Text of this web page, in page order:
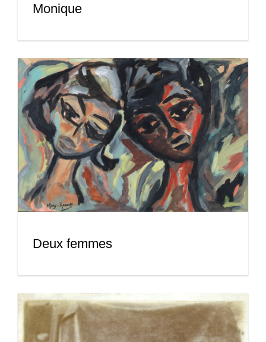
Monique
Deux femmes